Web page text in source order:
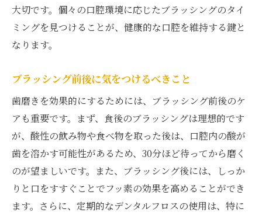
大切です。個々の口腔環境に応じたブラッシングのタイ
ミングを見つけることが、健康的な口腔を維持する鍵と
なります。
ブラッシング前後に気をつけるべきこと
歯磨きを効果的にするためには、ブラッシング前後のケ
アも重要です。まず、食後のブラッシングは理想的です
が、酸性の飲み物や食べ物を取った後は、口腔内の酸が
歯を溶かす可能性があるため、30分ほど待ってから磨く
のが望ましいです。また、ブラッシング後には、しっか
りと口をすすぐことでフッ素の効果を高めることができ
ます。さらに、定期的なデンタルフロスの使用は、特に